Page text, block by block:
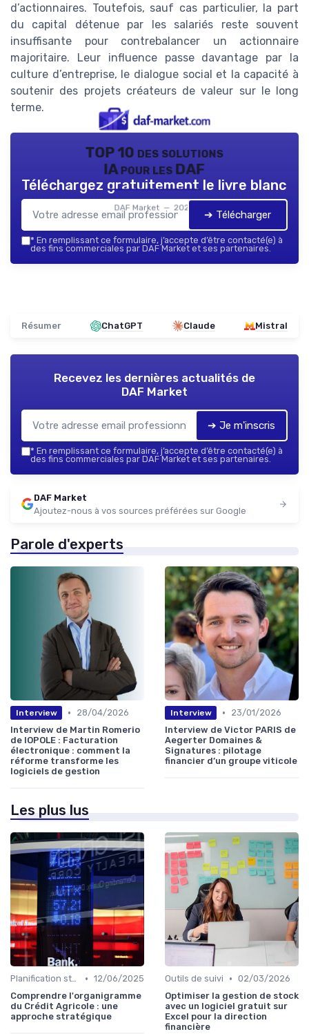
d’actionnaires. Toutefois, sauf cas particulier, la part
du capital détenue par les salariés reste souvent
insuffisante pour contrebalancer un actionnaire
majoritaire. Leur influence passe davantage par la
culture d’entreprise, le dialogue social et la capacité à
soutenir des projets créateurs de valeur sur le long
terme.
TOP 10 des solutions
IA pour les DAF
DAF Market — 2026
Téléchargez gratuitement le livre blanc
➔ Télécharger
* En remplissant ce formulaire, j’accepte d’être contacté(e) à
des fins commerciales par DAF Market et ses partenaires.
Résumer ChatGPT Claude Mistral
Recevez les dernières actualités de
DAF Market
➔ Je m'inscris
* En remplissant ce formulaire, j’accepte d’être contacté(e) à
des fins commerciales par DAF Market et ses partenaires.
DAF Market
Ajoutez-nous à vos sources préférées sur Google
Parole d'experts
Interview •
28/04/2026
Interview de Martin Romerio
de IOPOLE : Facturation
électronique : comment la
réforme transforme les
logiciels de gestion
Interview •
23/01/2026
Interview de Victor PARIS de
Aegerter Domaines &
Signatures : pilotage
financier d’un groupe viticole
Les plus lus
Planification stratégique • 12/06/2025
Comprendre l'organigramme
du Crédit Agricole : une
approche stratégique
Outils de suivi • 02/03/2026
Optimiser la gestion de stock
avec un logiciel gratuit sur
Excel pour la direction
financière